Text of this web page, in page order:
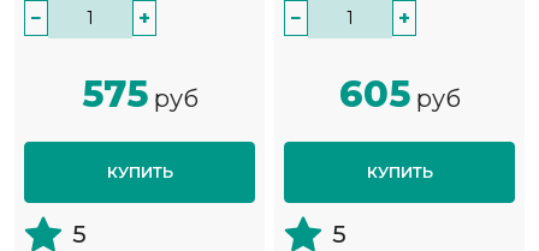
− +
575руб
КУПИТЬ
5
− +
605руб
КУПИТЬ
5